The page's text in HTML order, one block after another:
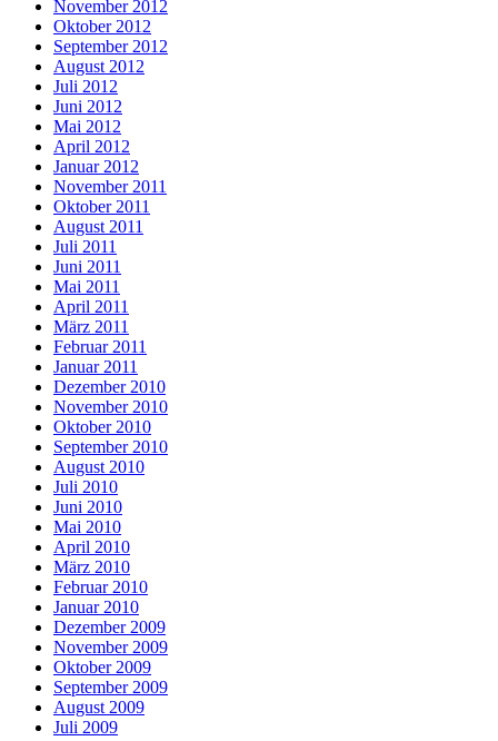
November 2012
Oktober 2012
September 2012
August 2012
Juli 2012
Juni 2012
Mai 2012
April 2012
Januar 2012
November 2011
Oktober 2011
August 2011
Juli 2011
Juni 2011
Mai 2011
April 2011
März 2011
Februar 2011
Januar 2011
Dezember 2010
November 2010
Oktober 2010
September 2010
August 2010
Juli 2010
Juni 2010
Mai 2010
April 2010
März 2010
Februar 2010
Januar 2010
Dezember 2009
November 2009
Oktober 2009
September 2009
August 2009
Juli 2009